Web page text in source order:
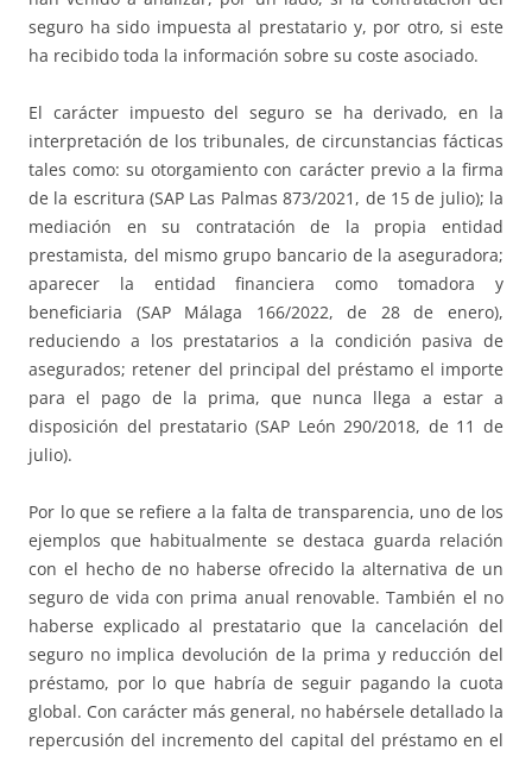
seguro ha sido impuesta al prestatario y, por otro, si este
ha recibido toda la información sobre su coste asociado.
El carácter impuesto del seguro se ha derivado, en la
interpretación de los tribunales, de circunstancias fácticas
tales como: su otorgamiento con carácter previo a la firma
de la escritura (SAP Las Palmas 873/2021, de 15 de julio); la
mediación en su contratación de la propia entidad
prestamista, del mismo grupo bancario de la aseguradora;
aparecer la entidad financiera como tomadora y
beneficiaria (SAP Málaga 166/2022, de 28 de enero),
reduciendo a los prestatarios a la condición pasiva de
asegurados; retener del principal del préstamo el importe
para el pago de la prima, que nunca llega a estar a
disposición del prestatario (SAP León 290/2018, de 11 de
julio).
Por lo que se refiere a la falta de transparencia, uno de los
ejemplos que habitualmente se destaca guarda relación
con el hecho de no haberse ofrecido la alternativa de un
seguro de vida con prima anual renovable. También el no
haberse explicado al prestatario que la cancelación del
seguro no implica devolución de la prima y reducción del
préstamo, por lo que habría de seguir pagando la cuota
global. Con carácter más general, no habérsele detallado la
repercusión del incremento del capital del préstamo en el